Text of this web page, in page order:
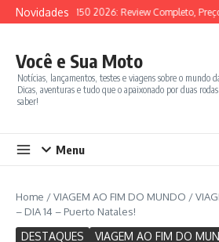
Ir para o conteúdo
Novidades
SYM ADX 150 2026: Review Completo, Preço,
Você e Sua Moto
Notícias, lançamentos, testes e viagens sobre o mundo
Dicas, aventuras e tudo que o apaixonado por duas
saber!
Menu
Home /VIAGEM AO FIM DO MUNDO /
– DIA 14 – Puerto Natales!
DESTAQUES VIAGEM AO FIM DO